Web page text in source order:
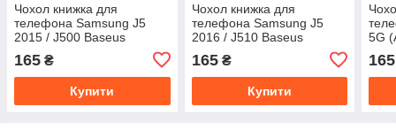
Чохол книжка для
телефона Samsung J5
2015 / J500 Baseus
165 ₴
Купити
Чохол книжка для
телефона Samsung J5
2016 / J510 Baseus
165₴
Купити
5G
165